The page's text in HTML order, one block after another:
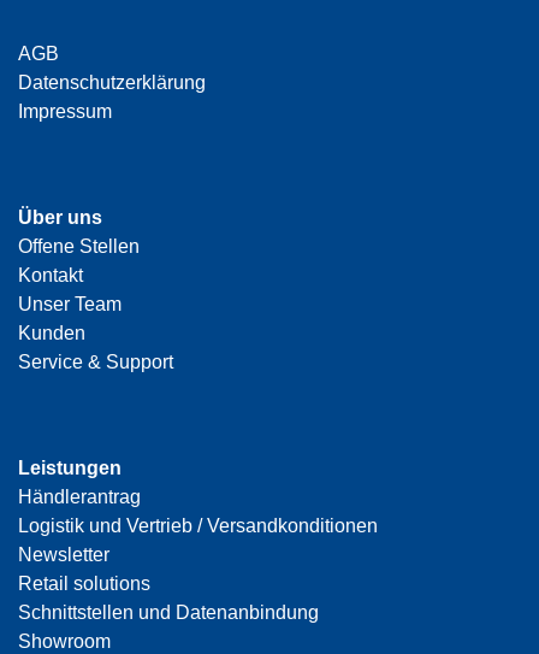
AGB
Datenschutzerklärung
Impressum
Über uns
Offene Stellen
Kontakt
Unser Team
Kunden
Service & Support
Leistungen
Händlerantrag
Logistik und Vertrieb / Versandkonditionen
Newsletter
Retail solutions
Schnittstellen und Datenanbindung
Showroom